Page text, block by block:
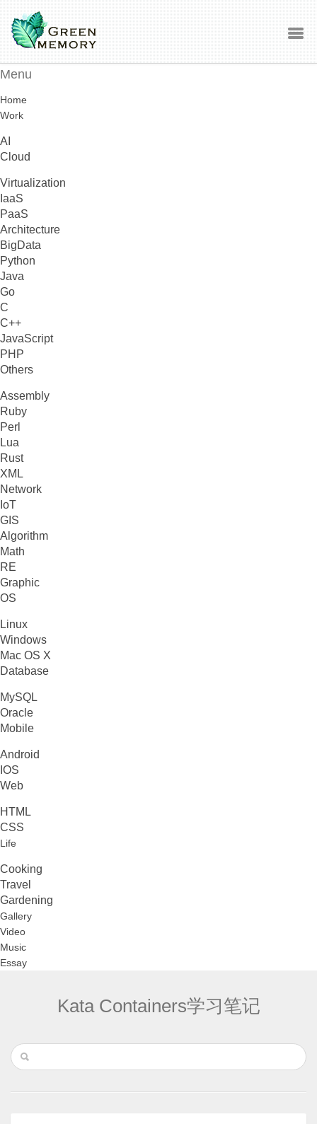
Menu
Home
Work
AI
Cloud
Virtualization
IaaS
PaaS
Architecture
BigData
Python
Java
Go
C
C++
JavaScript
PHP
Others
Assembly
Ruby
Perl
Lua
Rust
XML
Network
IoT
GIS
Algorithm
Math
RE
Graphic
OS
Linux
Windows
Mac OS X
Database
MySQL
Oracle
Mobile
Android
IOS
Web
HTML
CSS
Life
Cooking
Travel
Gardening
Gallery
Video
Music
Essay
Kata Containers学习笔记